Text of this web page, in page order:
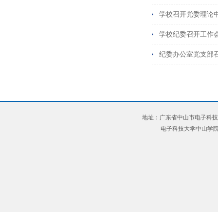
学校召开党委理论
学校纪委召开工作
纪委办公室党支部
地址：广东省中山市电子科
电子科技大学中山学